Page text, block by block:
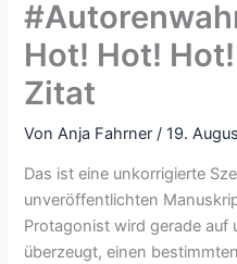
Hot! Hot!
Zitat
VonAnja Fahrner/19.
Das ist eine unkorrigierte
unveröffentlichten
Protagonist wird gerade auf
überzeugt, einen